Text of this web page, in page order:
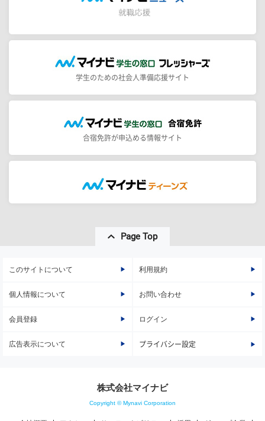
学生のための社会人準備応援サイト
合宿免許が申込める情報サイト
Page Top
このサイトについて 利用規約
個人情報について お問い合わせ
会員登録 ログイン
広告表示について プライバシー設定
株式会社マイナビ
Copyright © Mynavi Corporation